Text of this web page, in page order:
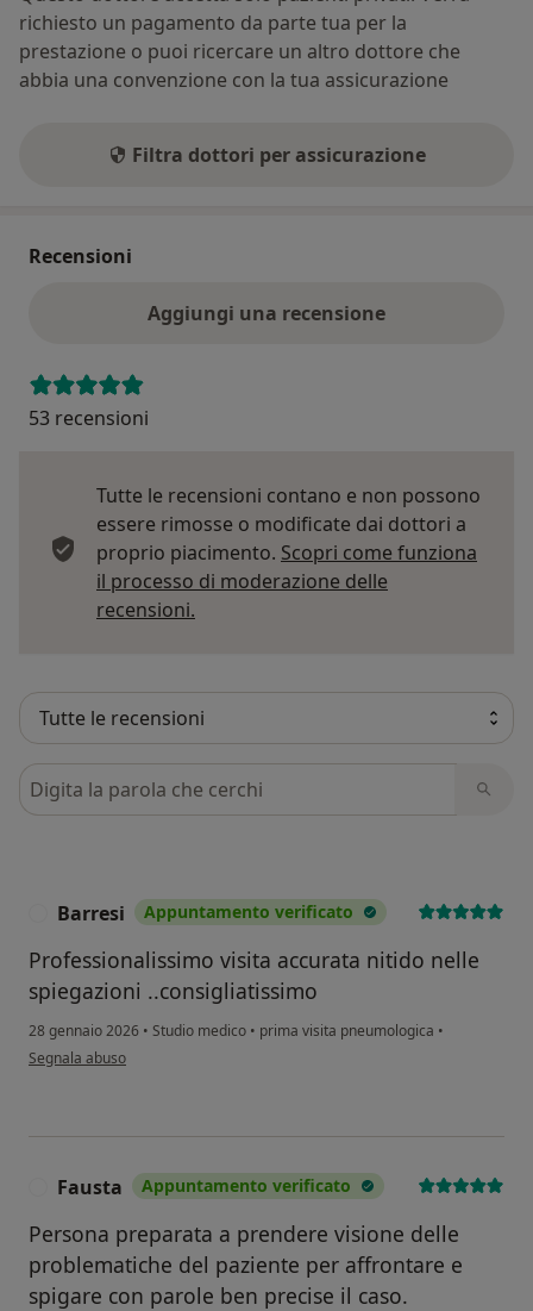
richiesto un pagamento da parte tua per la
prestazione o puoi ricercare un altro dottore che
abbia una convenzione con la tua assicurazione
Filtra dottori per assicurazione
Recensioni
Aggiungi una recensione
53 recensioni
Tutte le recensioni contano e non possono
essere rimosse o modificate dai dottori a
proprio piacimento. Scopri come funziona
il processo di moderazione delle
recensioni.
Cerca nelle recensioni
Barresi Appuntamento verificato
Professionalissimo visita accurata nitido nelle
spiegazioni ..consigliatissimo
28 gennaio 2026 • Studio medico • prima visita pneumologica •
secondo l'opinione dell'utente Barresi
Segnala abuso
Fausta Appuntamento verificato
Persona preparata a prendere visione delle
problematiche del paziente per affrontare e
spigare con parole ben precise il caso.